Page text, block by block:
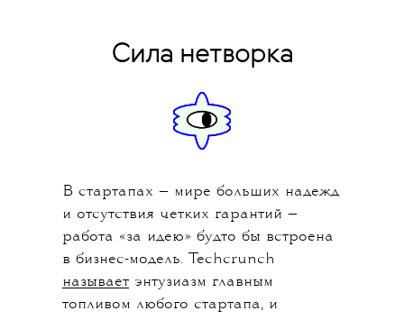
Сила нетворка
В стартапах — мире больших надежд
и отсутствия четких гарантий —
работа «за идею» будто бы встроена
в бизнес-модель. Techcrunch
называет энтузиазм главным
топливом любого стартапа, и